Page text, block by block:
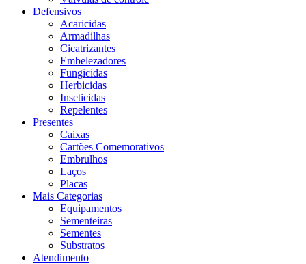
Defensivos
Acaricidas
Armadilhas
Cicatrizantes
Embelezadores
Fungicidas
Herbicidas
Inseticidas
Repelentes
Presentes
Caixas
Cartões Comemorativos
Embrulhos
Laços
Placas
Mais Categorias
Equipamentos
Sementeiras
Sementes
Substratos
Atendimento